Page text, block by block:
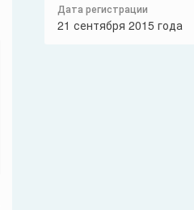
Дата регистрации
21 сентября 2015 года